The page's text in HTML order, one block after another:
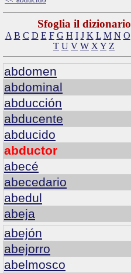
Sfoglia il dizionario
A B C D E F G H I J K L M N O
T U V W X Y Z
abdomen
abdominal
abducción
abducente
abducido
abductor
abecé
abecedario
abedul
abeja
abejón
abejorro
abelmosco